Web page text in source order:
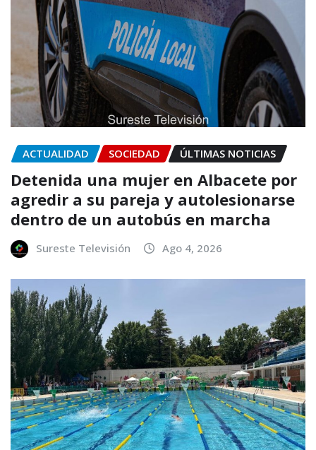
ACTUALIDAD SOCIEDAD ÚLTIMAS NOTICIAS
Detenida una mujer en Albacete por
agredir a su pareja y autolesionarse
dentro de un autobús en marcha
Sureste Televisión Ago 4, 2026